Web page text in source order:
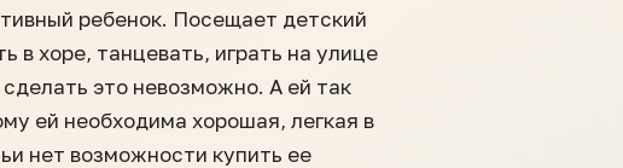
ребенок. Посещает детский
в хоре, танцевать, играть на улице
это невозможно. А ей так
ей необходима хорошая, легкая в
нет возможности купить ее